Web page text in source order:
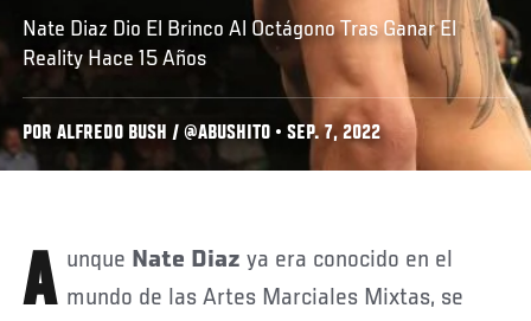
Nate Diaz Dio El Brinco Al Octágono Tras Ganar El
Reality Hace 15 Años
POR ALFREDO BUSH / @ABUSHITO • SEP. 7, 2022
Aunque Nate Diaz ya era conocido en el
mundo de las Artes Marciales Mixtas, se